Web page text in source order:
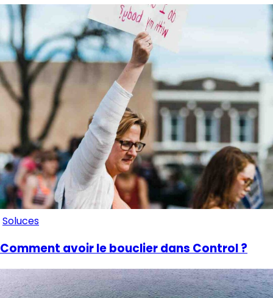
Soluces
Comment avoir le bouclier dans Control ?